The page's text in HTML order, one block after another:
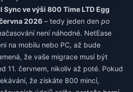
ve výši 800 Time LTD Egg
2026 – tedy jeden den po
není náhodné. NetEase
na mobilu nebo PC, až bude
že vaše migrace musí být
11. červnem, nikoliv až poté. Pokud
že získáte 800 mincí,